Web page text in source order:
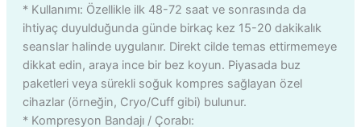
* Kullanımı: Özellikle ilk 48-72 saat ve sonrasında da
ihtiyaç duyulduğunda günde birkaç kez 15-20 dakikalık
seanslar halinde uygulanır. Direkt cilde temas ettirmemeye
dikkat edin, araya ince bir bez koyun. Piyasada buz
paketleri veya sürekli soğuk kompres sağlayan özel
cihazlar (örneğin, Cryo/Cuff gibi) bulunur.
* Kompresyon Bandajı / Çorabı: